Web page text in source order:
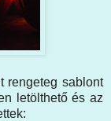
rengeteg sablont
letölthető és az